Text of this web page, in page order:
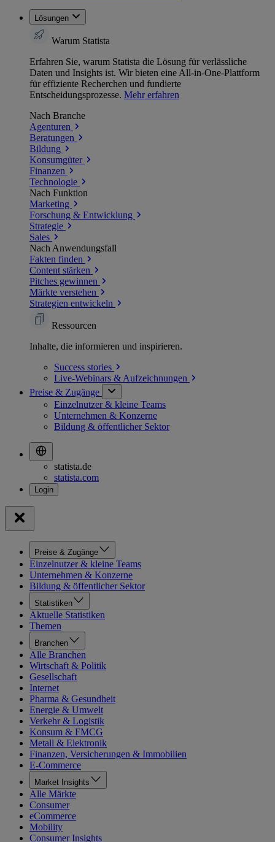
Lösungen
Warum Statista
Erfahren Sie, warum Statista die Lösung für verlässliche
Daten und Insights ist. Wir bieten eine All-in-One-Plattform
für effiziente Recherchen und fundierte
Entscheidungsprozesse. Mehr erfahren
Nach Branche
Agenturen
Beratungen
Bildung
Konsumgüter
Finanzen
Technologie
Nach Funktion
Marketing
Forschung & Entwicklung
Strategie
Sales
Nach Anwendungsfall
Fakten finden
Content stärken
Pitches gewinnen
Märkte verstehen
Strategien entwickeln
Ressourcen
Inhalte, die informieren und inspirieren.
Success stories
Live-Webinars & Aufzeichnungen
Preise & Zugänge
Einzelnutzer & kleine Teams
Unternehmen & Konzerne
Bildung & öffentlicher Sektor
statista.de
statista.com
Preise & Zugänge
Einzelnutzer & kleine Teams
Unternehmen & Konzerne
Bildung & öffentlicher Sektor
Statistiken
Aktuelle Statistiken
Themen
Branchen
Alle Branchen
Wirtschaft & Politik
Gesellschaft
Internet
Pharma & Gesundheit
Energie & Umwelt
Verkehr & Logistik
Konsum & FMCG
Metall & Elektronik
Finanzen, Versicherungen & Immobilien
E-Commerce
Market Insights
Alle Märkte
Consumer
eCommerce
Mobility
Consumer Insights